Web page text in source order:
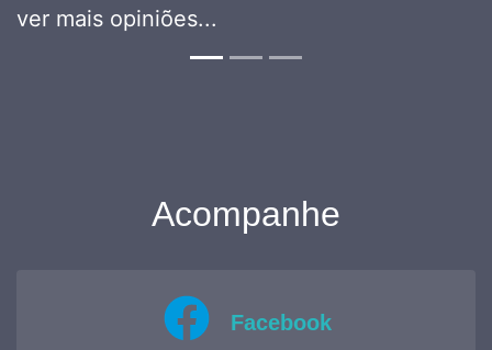
ver mais opiniões...
Acompanhe
Facebook